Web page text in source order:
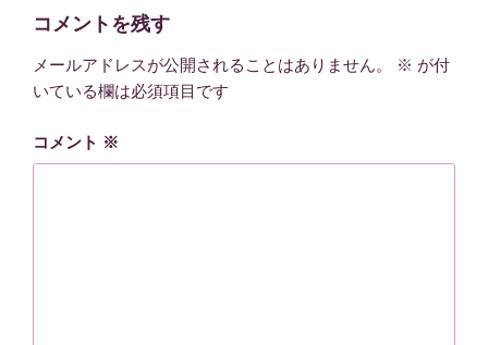
コメントを残す
メールアドレスが公開されることはありません。 ※ が付
いている欄は必須項目です
コメント ※